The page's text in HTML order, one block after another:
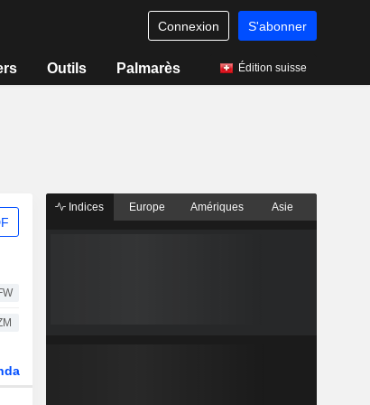
Connexion S'abonner
Outils Palmarès Édition suisse
Indices Europe Amériques Asie